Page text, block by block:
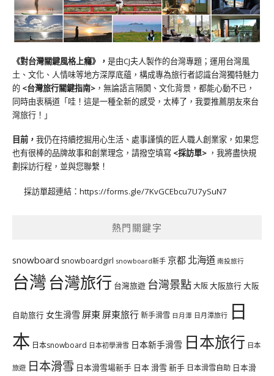
《對台灣關鍵風格上癮》 ， 是由CJ夫人製作的台灣專題；運用台灣風
土、文化、人情味等地方深厚底蘊，構成專為旅行者認識台灣獨特魅力
的 <台灣旅行關鍵指南> ，無論語言隔閡、文化背景，都能心動不已，
同時由衷稱道「哇！這是一種全新的感受，太棒了，我要推薦朋友來台
灣旅行！」
目前， 我仍在持續挖掘用心生活、處事謹慎的匠人職人創業家，如果您
也有很棒的品牌故事和創業理念，請撥空填寫 <採訪單> ，我將盡快規
劃採訪行程，並與您聯繫！
採訪單超連結： https://forms.gle/7KvGCEbcu7U7ySuN7
熱門關鍵字
snowboard snowboardgirl snowboard新手 京都 北海道 南投旅行
台灣台灣旅行 台灣旅遊 台灣景點大阪大阪旅行大阪
自助旅行 女生滑雪 屏東 屏東旅行新手滑雪 日月潭 日月潭旅行 日
本 日本snowboard 日本初學滑雪 日本新手滑雪 日本旅行 日本
旅遊 日本滑雪 日本滑雪場新手 日本 滑雪 新手 日本滑雪自助 日本滑